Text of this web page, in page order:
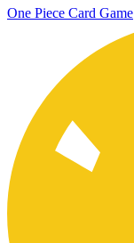
One Piece Card Game